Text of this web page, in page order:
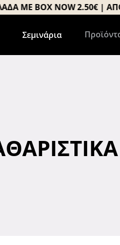
NOW 2.50€ |
Σεμινάρια